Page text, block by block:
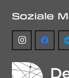
Soziale